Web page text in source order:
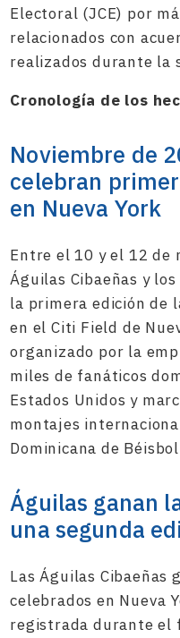
Electoral (JCE) por
relacionados con
realizados durante la
Cronología de los
Noviembre de
celebran
en Nueva York
Entre el 10 y el 12 de
Águilas Cibaeñas y
la primera edición de
en el Citi Field de
organizado por la
miles de fanáticos
Estados Unidos y
montajes
Dominicana de
Águilas ganan
una segunda
Las Águilas Cibaeñas
celebrados en Nueva
registrada durante el